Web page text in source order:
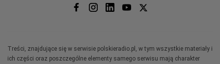
Treści, znajdujące się w serwisie polskieradio.pl, w tym wszystkie materiały i
ich części oraz poszczególne elementy samego serwisu mają charakter